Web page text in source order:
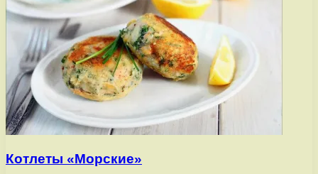
Котлеты «Морские»